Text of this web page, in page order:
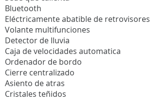
Bluetooth
Eléctricamente abatible de retrovisores
Volante multifunciones
Detector de lluvia
Caja de velocidades automatica
Ordenador de bordo
Cierre centralizado
Asiento de atras
Cristales teñidos